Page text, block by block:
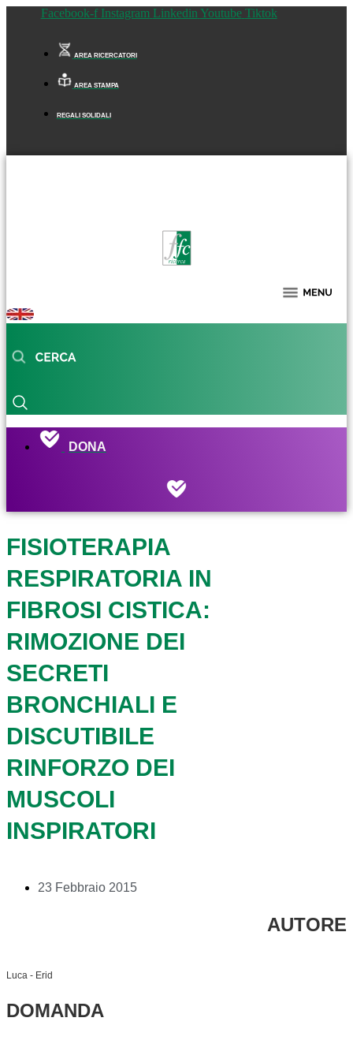
Facebook-f Instagram Linkedin Youtube Tiktok
AREA RICERCATORI
AREA STAMPA
REGALI SOLIDALI
DONA
FISIOTERAPIA
RESPIRATORIA IN
FIBROSI CISTICA:
RIMOZIONE DEI
SECRETI
BRONCHIALI E
DISCUTIBILE
RINFORZO DEI
MUSCOLI
INSPIRATORI
23 Febbraio 2015
AUTORE
Luca - Erid
DOMANDA